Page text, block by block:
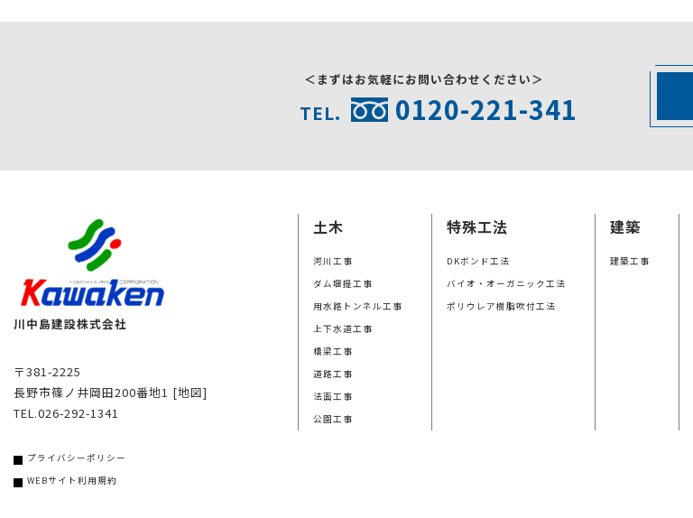
＜まずはお気軽にお問い合わせください＞
TEL. 0120-221-341
川中島建設株式会社
〒381-2225
長野市篠ノ井岡田200番地1 [地図]
TEL.026-292-1341
プライバシーポリシー
WEBサイト利用規約
土木
河川工事
ダム堰提工事
用水路トンネル工事
上下水道工事
橋梁工事
道路工事
法面工事
公園工事
特殊工法
DKボンド工法
バイオ・オーガニック工法
ポリウレア樹脂吹付工法
建築
建築工事